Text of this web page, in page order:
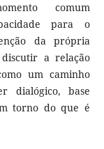
comum
para o
da própria
a relação
um caminho
dialógico, base
torno do que é